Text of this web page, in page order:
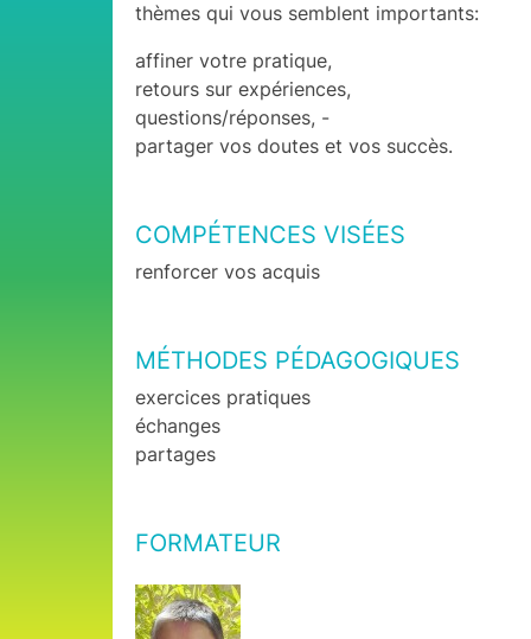
thèmes qui vous semblent importants:
affiner votre pratique,
retours sur expériences,
questions/réponses, -
partager vos doutes et vos succès.
COMPÉTENCES VISÉES
renforcer vos acquis
MÉTHODES PÉDAGOGIQUES
exercices pratiques
échanges
partages
FORMATEUR